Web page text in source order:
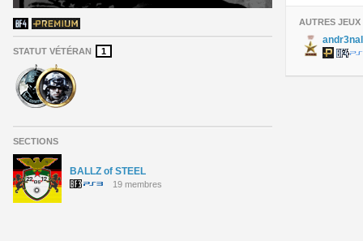
STATUT VÉTÉRAN 1
SECTIONS
BALLZ of STEEL
19 membres
AUTRES JEUX